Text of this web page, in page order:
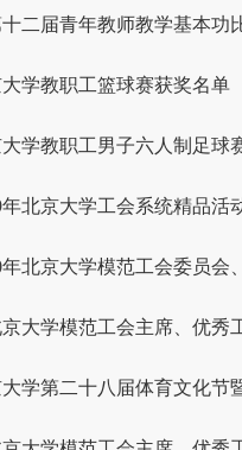
二届青年教师教学基本功
大学教职工篮球赛获奖名单
大学教职工男子六人制足球
年北京大学工会系统精品活
年北京大学模范工会委员
京大学模范工会主席、优秀
大学第二十八届体育文化节